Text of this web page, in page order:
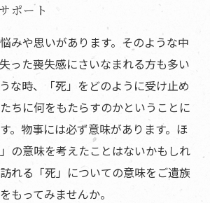
ポート
みや思いがあります。そのような中
った喪失感にさいなまれる方も多い
な時、「死」をどのように受け止め
ちに何をもたらすのかということに
。物事には必ず意味があります。ほ
の意味を考えたことはないかもしれ
れる「死」についての意味をご遺族
もってみませんか。